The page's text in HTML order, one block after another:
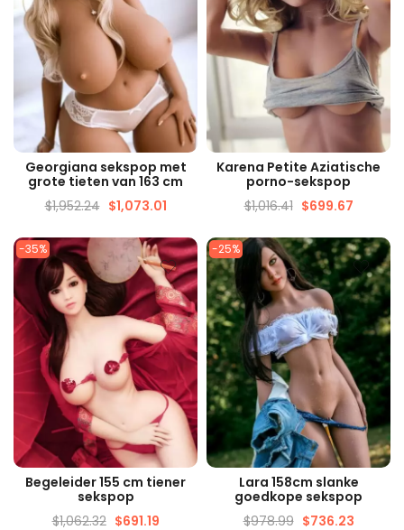
SNELLE WEERGAVE
Georgiana sekspop met
grote tieten van 163 cm
$1,952.24 $1,073.01
SNELLE WEERGAVE
Karena Petite Aziatische
porno-sekspop
$1,016.41 $699.67
-35%
SNELLE WEERGAVE
Begeleider 155 cm tiener
sekspop
$1,062.32 $691.19
-25%
SNELLE WEERGAVE
Lara 158cm slanke
goedkope sekspop
$978.99 $736.23